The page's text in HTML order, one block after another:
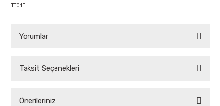
TT01E
Yorumlar
Taksit Seçenekleri
Önerileriniz